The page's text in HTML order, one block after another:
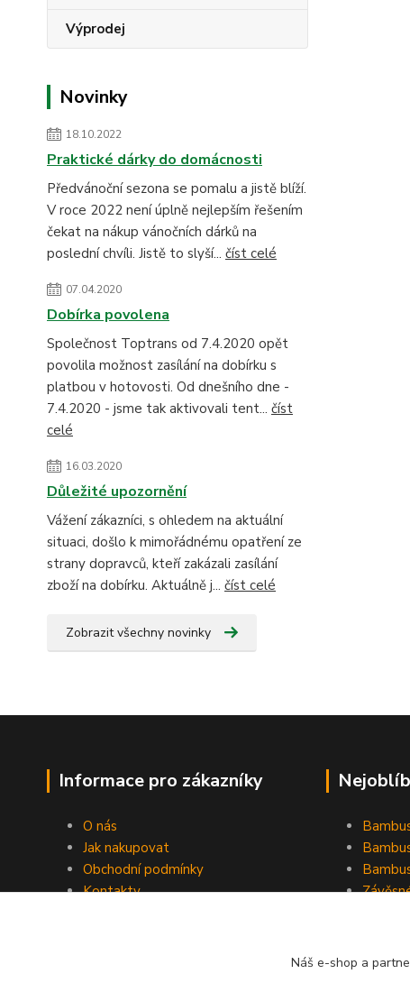
Výprodej
Novinky
18.10.2022
Praktické dárky do domácnosti
Předvánoční sezona se pomalu a jistě blíží.
V roce 2022 není úplně nejlepším řešením
čekat na nákup vánočních dárků na
poslední chvíli. Jistě to slyší... číst celé
07.04.2020
Dobírka povolena
Společnost Toptrans od 7.4.2020 opět
povolila možnost zasílání na dobírku s
platbou v hotovosti. Od dnešního dne -
7.4.2020 - jsme tak aktivovali tent... číst
celé
16.03.2020
Důležité upozornění
Vážení zákazníci, s ohledem na aktuální
situaci, došlo k mimořádnému opatření ze
strany dopravců, kteří zakázali zasílání
zboží na dobírku. Aktuálně j... číst celé
Zobrazit všechny novinky
Informace pro zákazníky
O nás
Jak nakupovat
Obchodní podmínky
Kontakty
Náš e-shop a